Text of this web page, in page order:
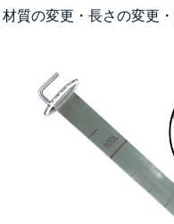
質の変更・長さの変更